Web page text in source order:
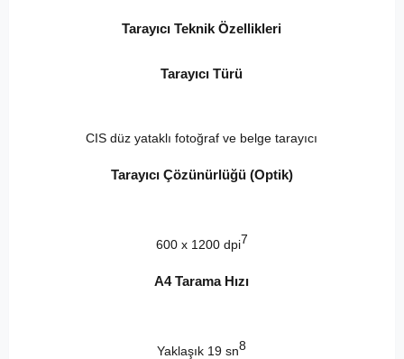
Tarayıcı Teknik Özellikleri
Tarayıcı Türü
CIS düz yataklı fotoğraf ve belge tarayıcı
Tarayıcı Çözünürlüğü (Optik)
600 x 1200 dpi7
A4 Tarama Hızı
Yaklaşık 19 sn8